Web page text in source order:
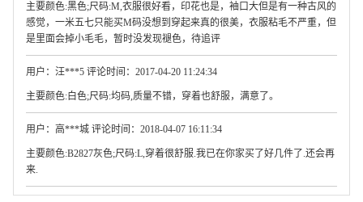
主要颜色:黑色;尺码:M,衣服很好看，印花也是，袖口大但是有一种古风的
感觉，一米五七只能买M码没想到穿起来真的很美，衣服粘毛不严重，但
是里面会掉小毛毛，暂时没发现褪色，待追评
用户：汪***5 评论时间：2017-04-20 11:24:34
主要颜色:白色;尺码:均码,质量不错，穿着也舒服，满意了。
用户：高***城 评论时间：2018-04-07 16:11:34
主要颜色:B2827灰色;尺码:L,穿着很舒服.我已在你家买了好几件了.还会再
来.